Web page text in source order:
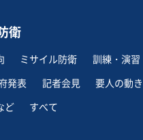
衛
ミサイル防衛
訓練・演習
発表 記者会見
要人の動き
ど すべて